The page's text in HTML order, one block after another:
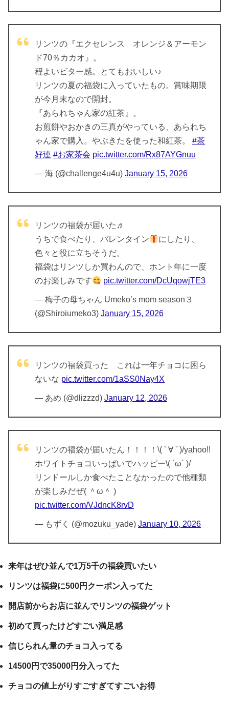
リンツの『エクセレンス オレンジ＆アーモン
ド70％カカオ』。
程よいビター感。とてもおいしい♪
リンツの夏の福袋に入っていたもの。賞味期限
が今月末なので開封。
『あられちゃん家の紅茶』。
お煎餅やおかきの三真がやっている、あられち
ゃん家で購入。やぶきたを使った和紅茶。 #茶
好連 #お家茶会 pic.twitter.com/Rx87AYGnuu
— 海 (@challenge4u4u) January 15, 2026
リンツの福袋が届いた♬
うちで食べたり、バレンタイン
にしたり、
色々と役に立ちそうだ。
福袋はリンツしか買わんので、ホント年に一度
のお楽しみです
pic.twitter.com/DcUqowjTE3
— 梅子の母ちゃん Umeko’s mom season３
(@Shiroiumeko3) January 15, 2026
リンツの福袋買った これは一年チョコに困ら
ないな pic.twitter.com/1aSS0Nay4X
— あめ (@dlizzzd) January 12, 2026
リンツの福袋が届いたん！！！！\( ﾟ∀ ﾟ)/yahoo!!
ホワイトチョコいっぱいでハッピー\( ´ω` )/
リンドールしか食べたことなかったので他種類
が楽しみだぜ( ＾ω＾ )
pic.twitter.com/VJdncK8rvD
— もずく (@mozuku_yade) January 10, 2026
来年はぜひ並んで1万5千の福袋買いたい
リンツは福袋に500円クーポン入ってた
開店前からお店に並んでリンツの福袋ゲット
初めて買ったけどすごい満足感
信じられん量のチョコ入ってる
14500円で35000円分入ってた
チョコの値上がりすごすぎてすごいお得